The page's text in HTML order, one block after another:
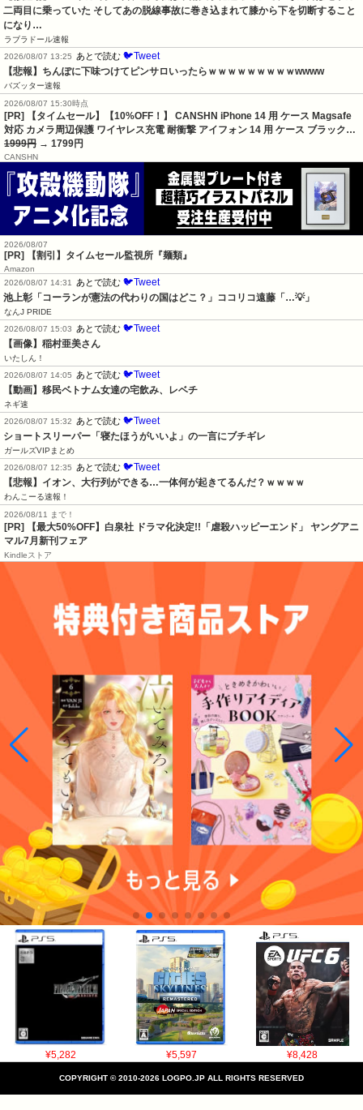
二両目に乗っていた そしてあの脱線事故に巻き込まれて膝から下を切断すること
になり…
ラブラドール速報
2026/08/07 13:25
あとで読む 🐦Tweet
【悲報】ちんぽに下味つけてピンサロいったらｗｗｗｗｗｗｗｗｗwwww
バズッター速報
2026/08/07 15:30時点
[PR] 【タイムセール】【10%OFF！】 CANSHN iPhone 14 用 ケース Magsafe
対応 カメラ周辺保護 ワイヤレス充電 耐衝撃 アイフォン 14 用 ケース ブラック…
1999円 → 1799円
CANSHN
2026/08/07
[PR] 【割引】タイムセール監視所『麺類』
Amazon
2026/08/07 14:31
あとで読む 🐦Tweet
池上彰「コーランが憲法の代わりの国はどこ？」ココリコ遠藤「…💡」
なんJ PRIDE
2026/08/07 15:03
あとで読む 🐦Tweet
【画像】稲村亜美さん
いたしん！
2026/08/07 14:05
あとで読む 🐦Tweet
【動画】移民ベトナム女達の宅飲み、レベチ
ネギ速
2026/08/07 15:32
あとで読む 🐦Tweet
ショートスリーパー「寝たほうがいいよ」の一言にブチギレ
ガールズVIPまとめ
2026/08/07 12:35
あとで読む 🐦Tweet
【悲報】イオン、大行列ができる…一体何が起きてるんだ？ｗｗｗｗ
わんこーる速報！
2026/08/11 まで！
[PR] 【最大50%OFF】白泉社 ドラマ化決定!!「虐殺ハッピーエンド」 ヤングアニ
マル7月新刊フェア
Kindleストア
¥5,282 ¥5,597 ¥8,428
COPYRIGHT © 2010-2026 LOGPO.JP ALL RIGHTS RESERVED